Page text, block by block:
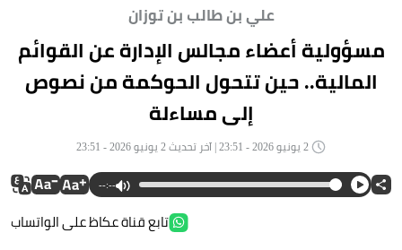
علي بن طالب بن توزان
مسؤولية أعضاء مجالس الإدارة عن القوائم
المالية.. حين تتحول الحوكمة من نصوص
إلى مساءلة
--:--
تابع قناة عكاظ على الواتساب